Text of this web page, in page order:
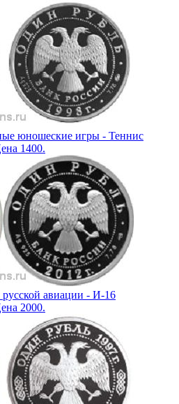
юношеские игры - Теннис
1400.
русской авиации - И-16
2000.